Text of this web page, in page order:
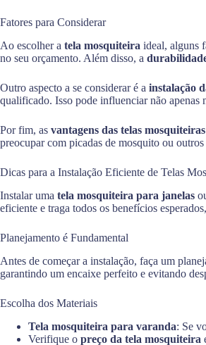
Fatores para Considerar
Ao escolher a tela mosquiteira ideal, alguns
no seu orçamento. Além disso, a
Outro aspecto a se considerar é a instalação
qualificado. Isso pode influenciar não apenas
Por fim, as vantagens das telas mosquiteiras
preocupar com picadas de mosquito ou
Dicas para a Instalação Eficiente de Telas
Instalar uma tela mosquiteira para janelas
eficiente e traga todos os benefícios
Planejamento é Fundamental
Antes de começar a instalação, faça um
garantindo um encaixe perfeito e evitando
Escolha dos Materiais
Tela mosquiteira para varanda: Se
Verifique o preço da tela mosquiteira